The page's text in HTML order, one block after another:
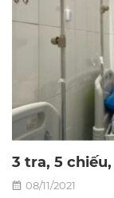
3 tra, 5
08/11/2021